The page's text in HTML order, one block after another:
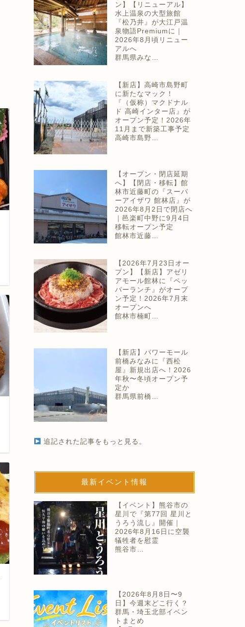
ン】【リニューアル】
水上温泉の大型旅館
『松乃井』が大江戸温
泉物語Premiumに｜
2026年8月頃リニュー
アルへ
群馬県みな…
【新店】高崎市島野町
に新たなマック！
『（仮称）マクドナル
ド 高崎インター店』が
オープン予定！2026年
11月まで新築工事予定
高崎市島野…
【オープン・閉店延期
へ】【閉店・移転】館
林市近藤町の『スーパ
ーアイザワ 館林店』が
2026年8月2日で閉店へ
｜邑楽町中野に9月4日
移転オープン予定
館林市近藤…
【2026年7月23日オー
プン】【新店】アゼリ
アモール館林に『ペッ
パーランチ』がオープ
ン予定！2026年7月末
オープンへ
館林市楠町…
【新店】パワーモール
前橋みなみに『西松
屋』新規出店へ！2026
年秋〜冬頃オープン予
定か
群馬県前橋…
追記された記事をもっと見る。
最新イベント情報
【イベント】熊谷市の
星川で『第77回 星川と
うろう流し』開催｜
2026年8月16日に空襲
犠牲者を慰霊
熊谷市…
【2026年8月8日〜9
日】今週末どこ行く？
群馬・埼玉北部イベン
トまとめ